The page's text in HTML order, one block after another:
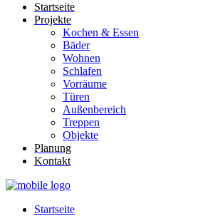
Startseite
Projekte
Kochen & Essen
Bäder
Wohnen
Schlafen
Vorräume
Türen
Außenbereich
Treppen
Objekte
Planung
Kontakt
Startseite